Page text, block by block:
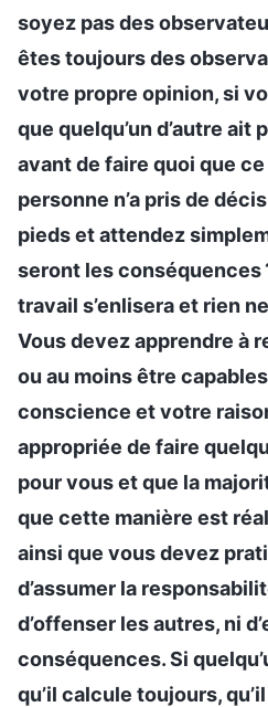
soyez pas des
êtes toujours des
votre propre opinion, si
que quelqu’un d’autre ait
avant de faire quoi que
personne n’a pris de
pieds et attendez
seront les conséquences
travail s’enlisera et rien
Vous devez apprendre à
ou au moins être
conscience et votre
appropriée de faire
pour vous et que la
que cette manière est
ainsi que vous devez
d’assumer la
d’offenser les autres, ni
conséquences. Si
qu’il calcule toujours,